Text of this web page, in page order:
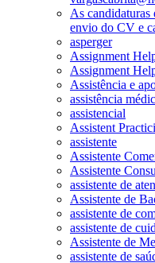
As candidaturas
envio do CV e
asperger
Assignment
Assignment
Assistência e
assistência
assistencial
Assistent
assistente
Assistente
Assistente
assistente de
Assistente de
assistente de
assistente de
Assistente de
assistente de